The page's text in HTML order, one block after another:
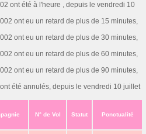
ont été à l'heure , depuis le vendredi 10
ont eu un retard de plus de 15 minutes,
ont eu un retard de plus de 30 minutes,
ont eu un retard de plus de 60 minutes,
ont eu un retard de plus de 90 minutes,
été annulés, depuis le vendredi 10 juillet
N° de Vol Statut Ponctualité